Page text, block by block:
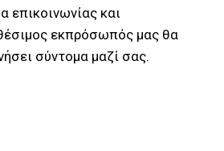
επικοινωνίας και
εκπρόσωπός μας θα
σύντομα μαζί σας.